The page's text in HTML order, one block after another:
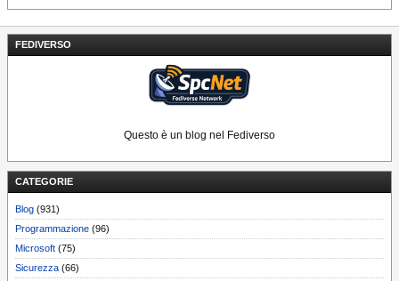
FEDIVERSO
Questo è un blog nel Fediverso
CATEGORIE
Blog (931)
Programmazione (96)
Microsoft (75)
Sicurezza (66)